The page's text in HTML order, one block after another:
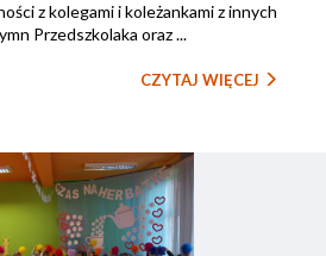
z kolegami i koleżankami z innych
Przedszkolaka oraz ...
CZYTAJ WIĘCEJ